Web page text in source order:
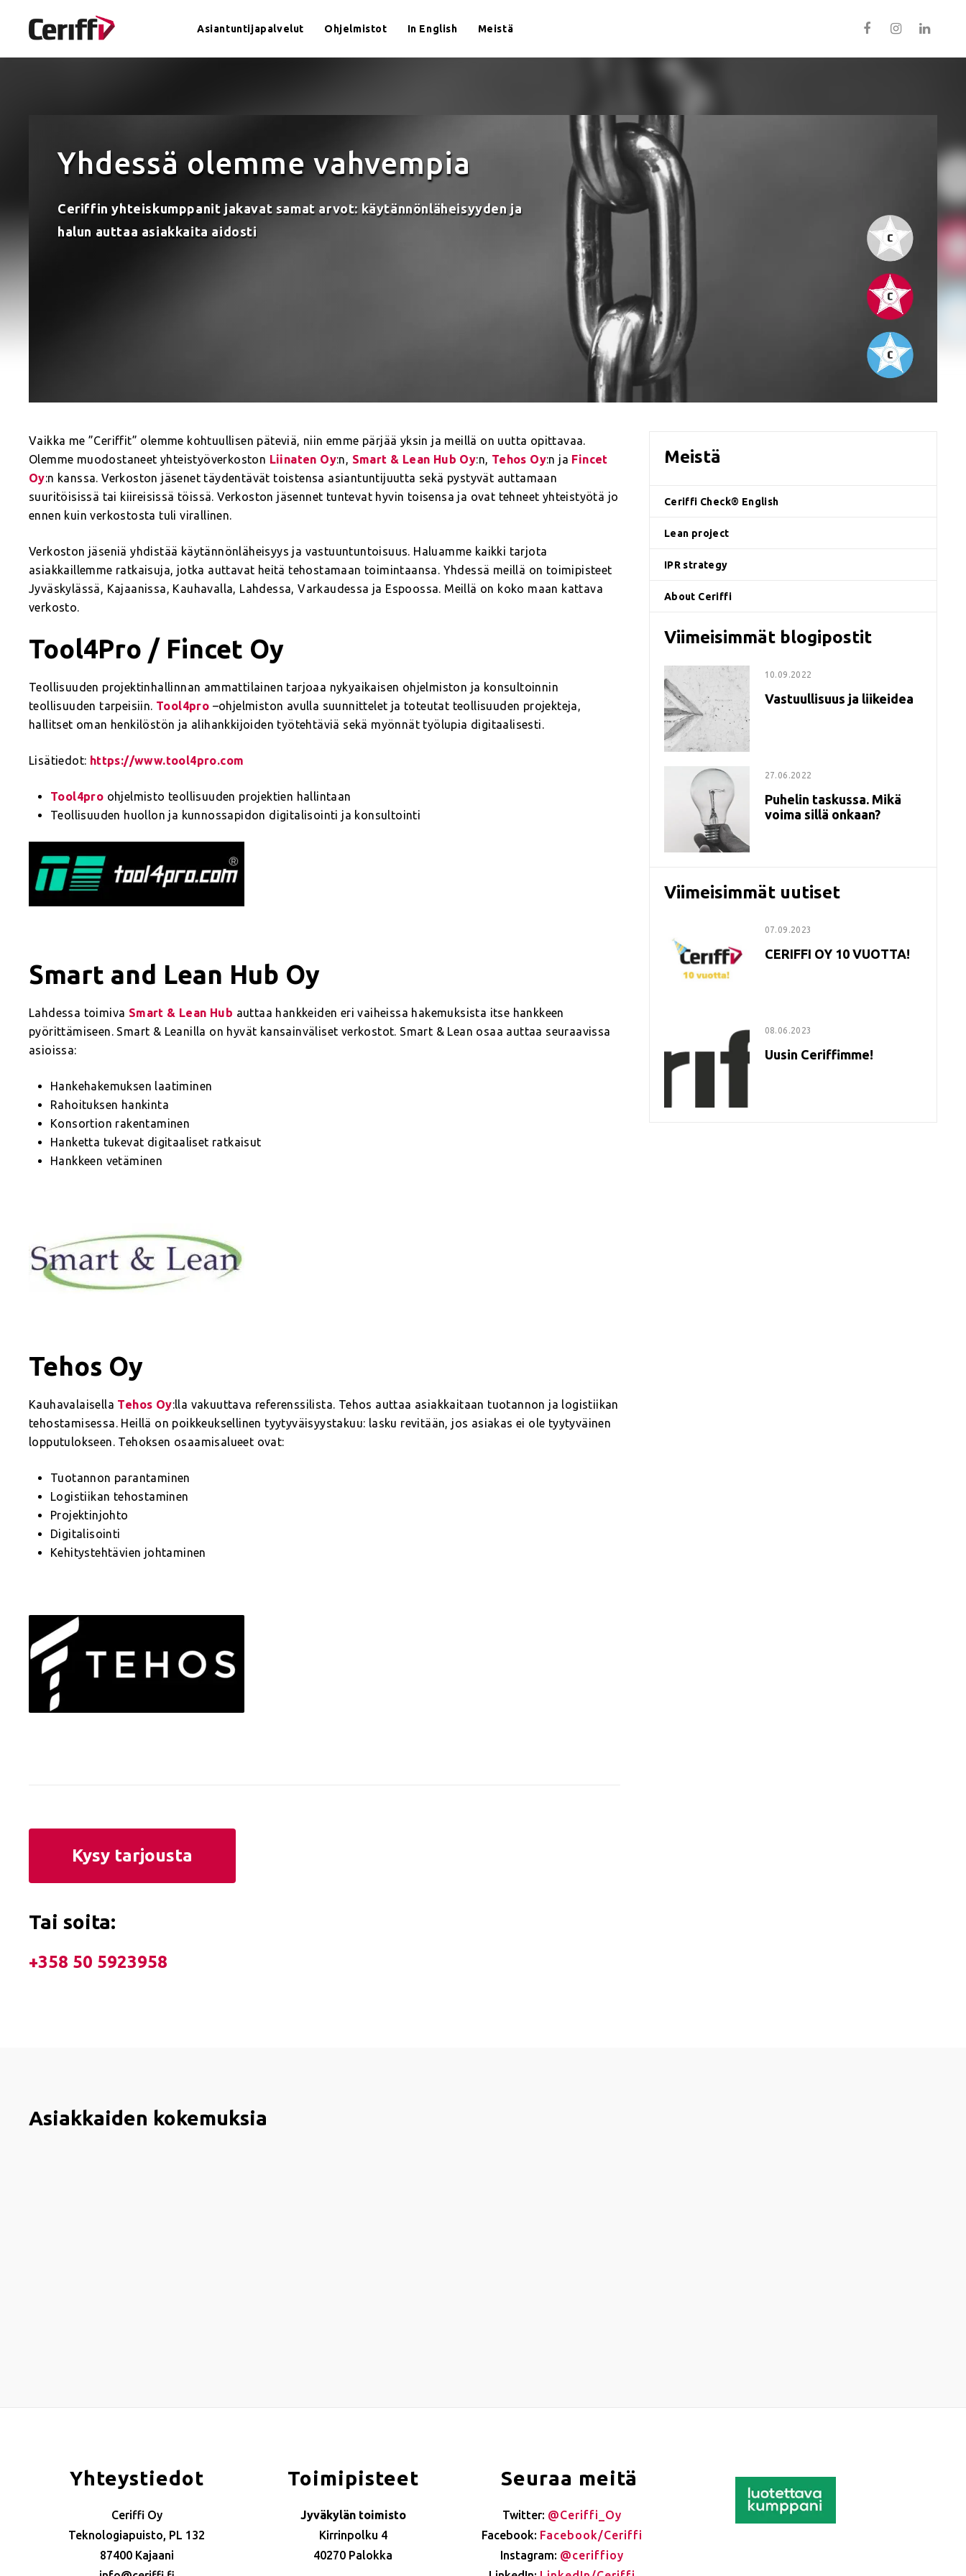
Asiantuntijapalvelut Ohjelmistot In English Meistä
In English
Meistä
Yhdessä olemme vahvempia
Ceriffin yhteiskumppanit jakavat samat arvot: käytännönläheisyyden ja
halun auttaa asiakkaita aidosti
Vaikka me ”Ceriffit” olemme kohtuullisen päteviä, niin emme pärjää yksin ja meillä on uutta opittavaa.
Olemme muodostaneet yhteistyöverkoston Liinaten Oy:n, Smart & Lean Hub Oy:n, Tehos Oy:n ja Fincet
Oy:n kanssa. Verkoston jäsenet täydentävät toistensa asiantuntijuutta sekä pystyvät auttamaan
suuritöisissä tai kiireisissä töissä. Verkoston jäsennet tuntevat hyvin toisensa ja ovat tehneet yhteistyötä jo
ennen kuin verkostosta tuli virallinen.
Verkoston jäseniä yhdistää käytännönläheisyys ja vastuuntuntoisuus. Haluamme kaikki tarjota
asiakkaillemme ratkaisuja, jotka auttavat heitä tehostamaan toimintaansa. Yhdessä meillä on toimipisteet
Jyväskylässä, Kajaanissa, Kauhavalla, Lahdessa, Varkaudessa ja Espoossa. Meillä on koko maan kattava
verkosto.
Tool4Pro / Fincet Oy
Teollisuuden projektinhallinnan ammattilainen tarjoaa nykyaikaisen ohjelmiston ja konsultoinnin
teollisuuden tarpeisiin. Tool4pro –ohjelmiston avulla suunnittelet ja toteutat teollisuuden projekteja,
hallitset oman henkilöstön ja alihankkijoiden työtehtäviä sekä myönnät työlupia digitaalisesti.
Lisätiedot: https://www.tool4pro.com
Tool4pro ohjelmisto teollisuuden projektien hallintaan
Teollisuuden huollon ja kunnossapidon digitalisointi ja konsultointi
Smart and Lean Hub Oy
Lahdessa toimiva Smart & Lean Hub auttaa hankkeiden eri vaiheissa hakemuksista itse hankkeen
pyörittämiseen. Smart & Leanilla on hyvät kansainväliset verkostot. Smart & Lean osaa auttaa seuraavissa
asioissa:
Hankehakemuksen laatiminen
Rahoituksen hankinta
Konsortion rakentaminen
Hanketta tukevat digitaaliset ratkaisut
Hankkeen vetäminen
Tehos Oy
Kauhavalaisella Tehos Oy:lla vakuuttava referenssilista. Tehos auttaa asiakkaitaan tuotannon ja logistiikan
tehostamisessa. Heillä on poikkeuksellinen tyytyväisyystakuu: lasku revitään, jos asiakas ei ole tyytyväinen
lopputulokseen. Tehoksen osaamisalueet ovat:
Tuotannon parantaminen
Logistiikan tehostaminen
Projektinjohto
Digitalisointi
Kehitystehtävien johtaminen
Kysy tarjousta
Tai soita:
+358 50 5923958
Meistä
Ceriffi Check® English
Lean project
IPR strategy
About Ceriffi
Viimeisimmät blogipostit
10.09.2022
Vastuullisuus ja liikeidea
27.06.2022
Puhelin taskussa. Mikä
voima sillä onkaan?
Viimeisimmät uutiset
07.09.2023
CERIFFI OY 10 VUOTTA!
08.06.2023
Uusin Ceriffimme!
Asiakkaiden kokemuksia
Yhteystiedot
Ceriffi Oy
Teknologiapuisto, PL 132
87400 Kajaani
Toimipisteet
Jyväkylän toimisto
Kirrinpolku 4
40270 Palokka
Seuraa meitä
Twitter: @Ceriffi_Oy
Facebook: Facebook/Ceriffi
Instagram: @ceriffioy